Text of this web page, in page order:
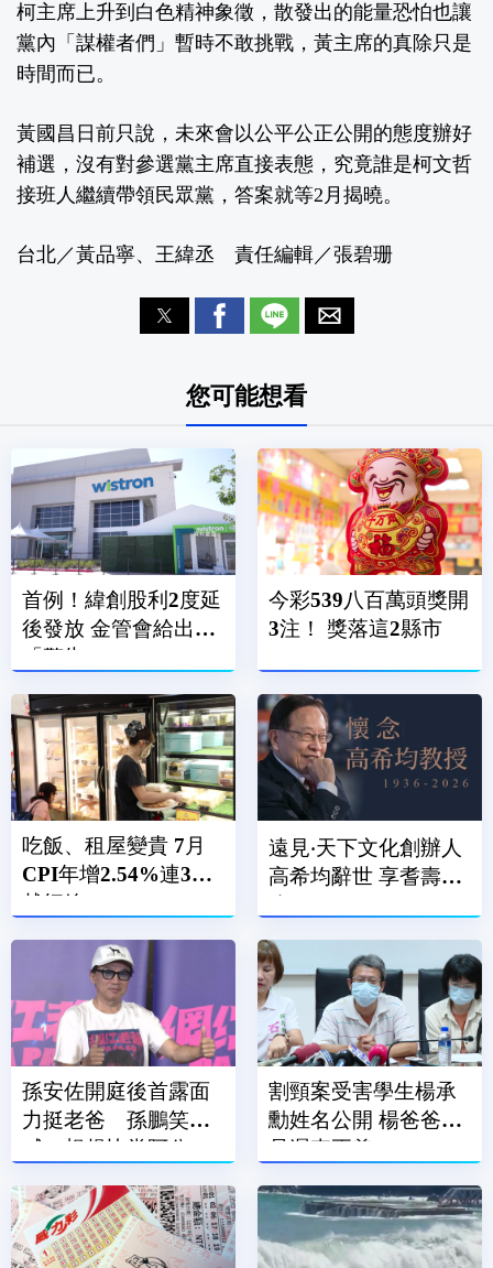
柯主席上升到白色精神象徵，散發出的能量恐怕也讓
黨內「謀權者們」暫時不敢挑戰，黃主席的真除只是
時間而已。
黃國昌日前只說，未來會以公平公正公開的態度辦好
補選，沒有對參選黨主席直接表態，究竟誰是柯文哲
接班人繼續帶領民眾黨，答案就等2月揭曉。
台北／黃品寧、王緯丞 責任編輯／張碧珊
您可能想看
首例！緯創股利2度延
後發放 金管會給出
「警告」
今彩539八百萬頭獎開
3注！ 獎落這2縣市
吃飯、租屋變貴 7月
CPI年增2.54%連3月
越紅線
遠見‧天下文化創辦人
高希均辭世 享耆壽90
孫安佐開庭後首露面
力挺老爸 孫鵬笑
喊：想趕快當阿公
割頸案受害學生楊承
勳姓名公開 楊爸爸：
是遲來正義